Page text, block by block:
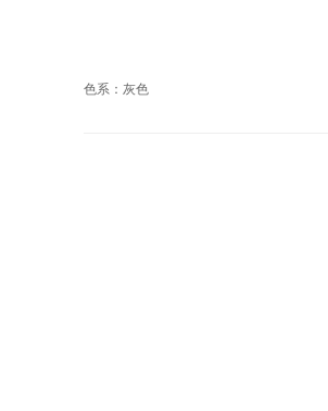
色系：灰色